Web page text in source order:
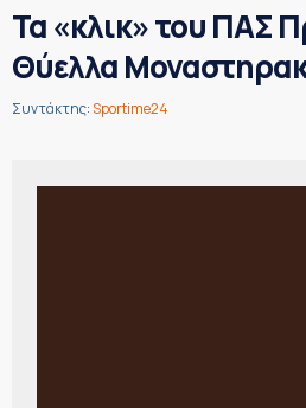
Τα «κλικ» του ΠΑΣ
Θύελλα
Συντάκτης:Sportime24